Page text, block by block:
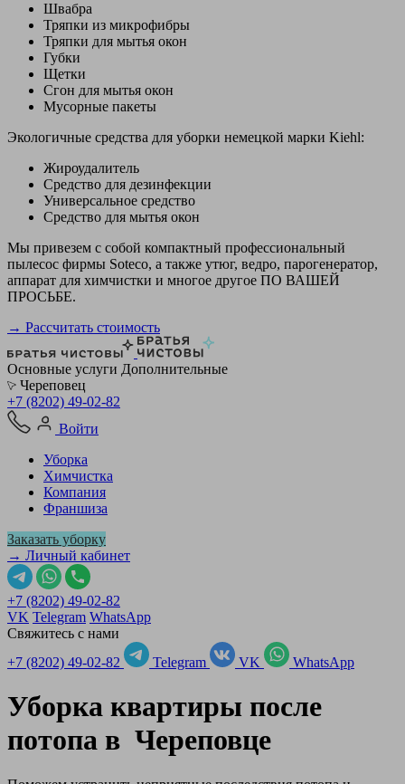
Швабра
Тряпки из микрофибры
Тряпки для мытья окон
Губки
Щетки
Сгон для мытья окон
Мусорные пакеты
Экологичные средства для уборки немецкой марки Kiehl:
Жироудалитель
Средство для дезинфекции
Универсальное средство
Средство для мытья окон
Мы привезем с собой компактный профессиональный
пылесос фирмы Soteco, а также утюг, ведро, парогенератор,
аппарат для химчистки и многое другое ПО ВАШЕЙ
ПРОСЬБЕ.
→ Рассчитать стоимость
Основные услуги Дополнительные
Череповец
+7 (8202) 49-02-82
Войти
Уборка
Химчистка
Компания
Франшиза
Заказать уборку
→ Личный кабинет
+7 (8202) 49-02-82
VK Telegram WhatsApp
Свяжитесь с нами
+7 (8202) 49-02-82
Telegram VK WhatsApp
Уборка квартиры после
потопа в Череповце